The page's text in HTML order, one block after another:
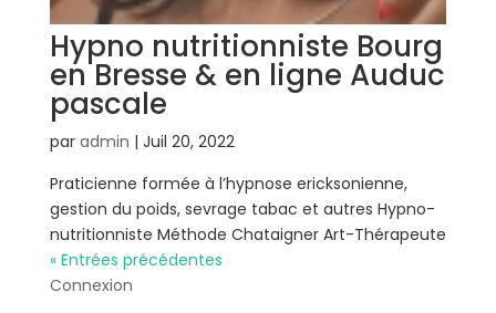
Hypno nutritionniste Bourg
en Bresse & en ligne Auduc
pascale
par admin | Juil 20, 2022
Praticienne formée à l’hypnose ericksonienne,
gestion du poids, sevrage tabac et autres Hypno-
nutritionniste Méthode Chataigner Art-Thérapeute
« Entrées précédentes
Connexion